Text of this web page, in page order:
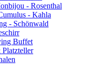
- Rosenthal
- Kahla
- Schönwald
Buffet